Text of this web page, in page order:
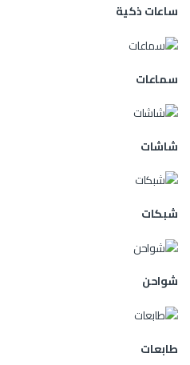
ساعات ذكية
سماعات
شاشات
شبكات
شواحن
طابعات